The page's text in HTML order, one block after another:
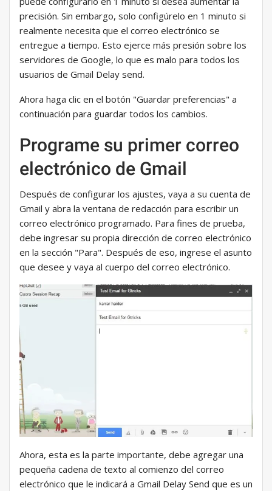
precisión. Sin embargo, solo configúrelo en 1 minuto si
realmente necesita que el correo electrónico se
entregue a tiempo. Esto ejerce más presión sobre los
servidores de Google, lo que es malo para todos los
usuarios de Gmail Delay send.
Ahora haga clic en el botón "Guardar preferencias" a
continuación para guardar todos los cambios.
Programe su primer correo
electrónico de Gmail
Después de configurar los ajustes, vaya a su cuenta de
Gmail y abra la ventana de redacción para escribir un
correo electrónico programado. Para fines de prueba,
debe ingresar su propia dirección de correo electrónico
en la sección "Para". Después de eso, ingrese el asunto
que desee y vaya al cuerpo del correo electrónico.
Ahora, esta es la parte importante, debe agregar una
pequeña cadena de texto al comienzo del correo
electrónico que le indicará a Gmail Delay Send que es un